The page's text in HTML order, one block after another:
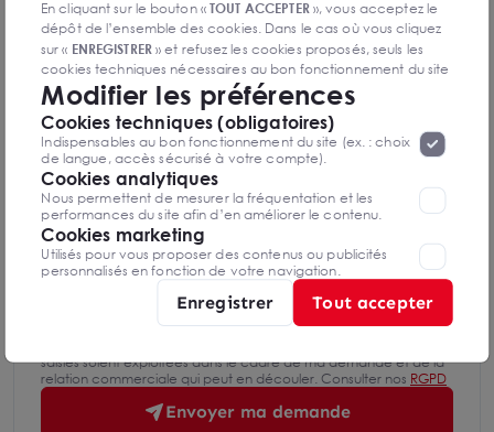
Nom Prénom
Email
Téléphone
Message
saisies soient exploitées dans le cadre de ma demande et de la
relation commerciale qui peut en découler. Consulter nos RGPD
Envoyer ma demande
En cliquant sur le bouton «TOUT ACCEPTER», vous acceptez le
dépôt de l’ensemble des cookies. Dans le cas où vous cliquez
sur « ENREGISTRER» et refusez les cookies proposés, seuls les
cookies techniques nécessaires au bon fonctionnement du site
seront déposés. Pour plus d’informations, vous pouvez consulter
la page«Protection des données à caractère
personnel ».Lorsque vous naviguez sur notre site internet, il
peut être amenée à déposer des cookies. Vous avez la
possibilité de désactiver les cookies, ces réglages ne seront
valables que sur le navigateur que vous utilisez actuellement
Modifier les préférences
Cookies techniques (obligatoires)
Indispensables au bon fonctionnement du site (ex. : choix
de langue, accès sécurisé à votre compte).
Cookies analytiques
Nous permettent de mesurer la fréquentation et les
performances du site afin d’en améliorer le contenu.
Cookies marketing
Utilisés pour vous proposer des contenus ou publicités
personnalisés en fonction de votre navigation.
Enregistrer Tout accepter